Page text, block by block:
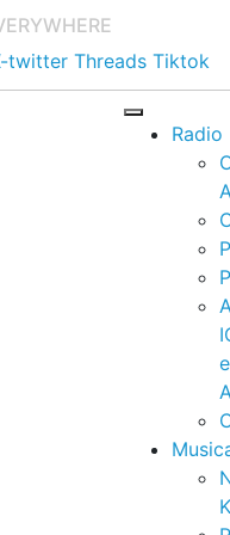
twitter Threads Tiktok
Radio
e